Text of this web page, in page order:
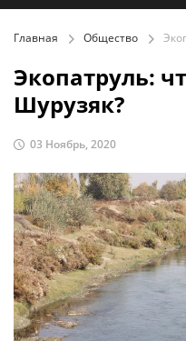
Главная Общество
Экопатруль:
Шурузяк?
03 Ноябрь, 2020